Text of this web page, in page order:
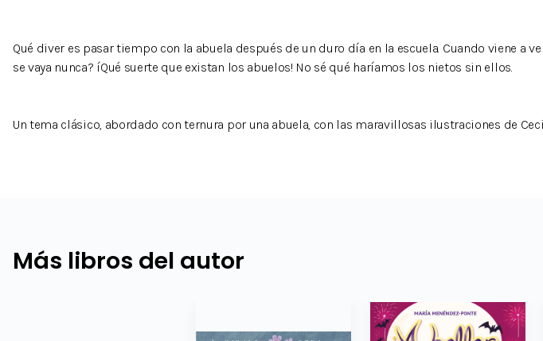
Qué diver es pasar tiempo con la abuela después de un duro día en la escuela. Cuando viene a
se vaya nunca? íQué suerte que existan los abuelos! No sé qué haríamos los nietos sin ellos.
Un tema clásico, abordado con ternura por una abuela, con las maravillosas ilustraciones de
Más libros del autor